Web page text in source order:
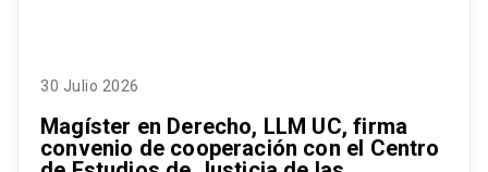
30 Julio 2026
Magíster en Derecho, LLM UC, firma
convenio de cooperación con el Centro